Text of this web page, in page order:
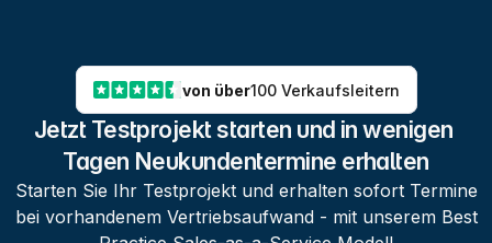
von über100 Verkaufsleitern
Jetzt Testprojekt starten und in wenigen
Tagen Neukundentermine erhalten
Starten Sie Ihr Testprojekt und erhalten sofort Termine
bei vorhandenem Vertriebsaufwand - mit unserem Best